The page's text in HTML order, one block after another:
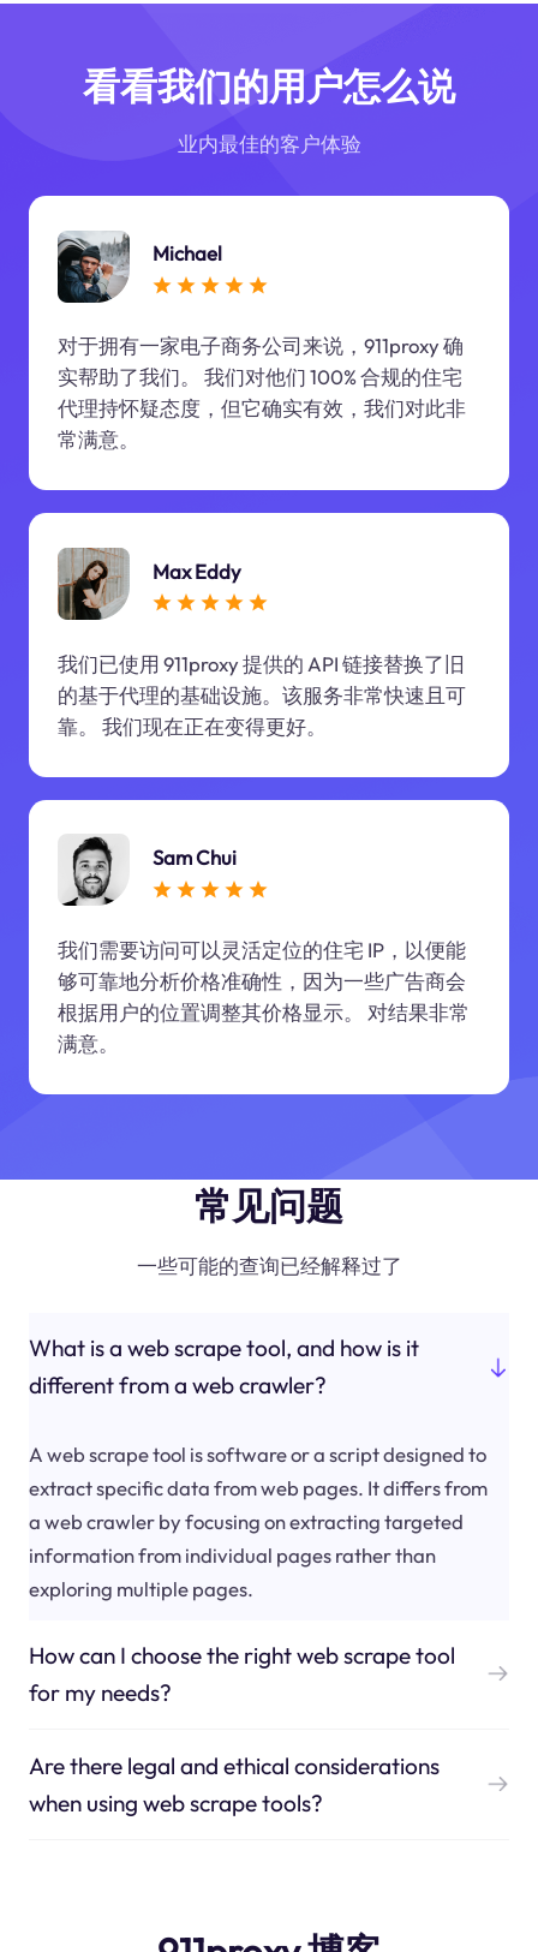
看看我们的用户怎么说
业内最佳的客户体验
Michael
对于拥有一家电子商务公司来说，911proxy 确
实帮助了我们。 我们对他们 100% 合规的住宅
代理持怀疑态度，但它确实有效，我们对此非
常满意。
Max Eddy
我们已使用 911proxy 提供的 API 链接替换了旧
的基于代理的基础设施。该服务非常快速且可
靠。 我们现在正在变得更好。
Sam Chui
我们需要访问可以灵活定位的住宅 IP，以便能
够可靠地分析价格准确性，因为一些广告商会
根据用户的位置调整其价格显示。 对结果非常
满意。
常见问题
一些可能的查询已经解释过了
What is a web scrape tool, and how is it
different from a web crawler?
A web scrape tool is software or a script designed to
extract specific data from web pages. It differs from
a web crawler by focusing on extracting targeted
information from individual pages rather than
exploring multiple pages.
How can I choose the right web scrape tool
for my needs?
Are there legal and ethical considerations
when using web scrape tools?